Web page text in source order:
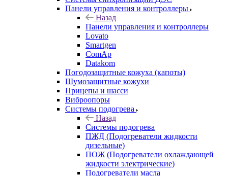
Панели управления и контроллеры
Назад
Панели управления и контроллеры
Lovato
Smartgen
ComAp
Datakom
Погодозащитные кожуха (капоты)
Шумозащитные кожухи
Прицепы и шасси
Виброопоры
Системы подогрева
Назад
Системы подогрева
ПЖД (Подогреватели жидкости
дизельные)
ПОЖ (Подогреватели охлаждающей
жидкости электрические)
Подогреватели масла